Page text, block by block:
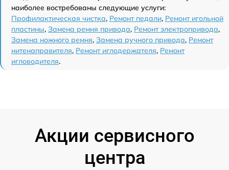
наиболее востребованы следующие услуги:
Профилактическая чистка, Ремонт педали, Ремонт игольной
пластины, Замена ремня привода, Ремонт электропривода,
Замена ножного ремня, Замена ручного привода, Ремонт
нитенаправителя, Ремонт иглодержателя, Ремонт
игловодителя.
Акции сервисного
центра